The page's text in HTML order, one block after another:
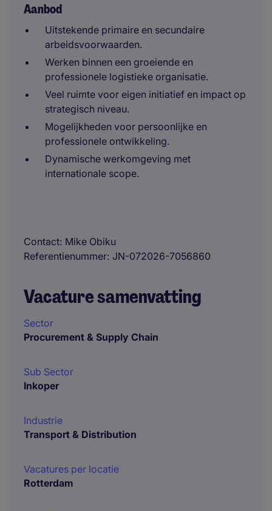
Aanbod
Uitstekende primaire en secundaire
arbeidsvoorwaarden.
Werken binnen een groeiende en
professionele logistieke organisatie.
Veel ruimte voor eigen initiatief en impact op
strategisch niveau.
Mogelijkheden voor persoonlijke en
professionele ontwikkeling.
Dynamische werkomgeving met
internationale scope.
Contact Mike Obiku
Referentienummer JN-072026-7056860
Vacature samenvatting
Sector
Procurement & Supply Chain
Sub Sector
Inkoper
Industrie
Transport & Distribution
Vacatures per locatie
Rotterdam